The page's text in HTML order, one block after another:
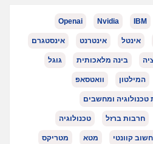
IBM
Nvidia
Openai
אינטל אינטרנט אינסטגרם
בינה מלאכותית גוגל
המילטון וואטסאפ
טכנולוגיה ומחשבים
חרבות ברזל טכנולוגיה
קוונטי מטא מטריקס